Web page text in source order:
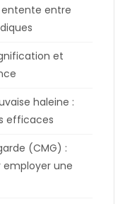
entre
et
haleine :
efficaces
(CMG) :
une